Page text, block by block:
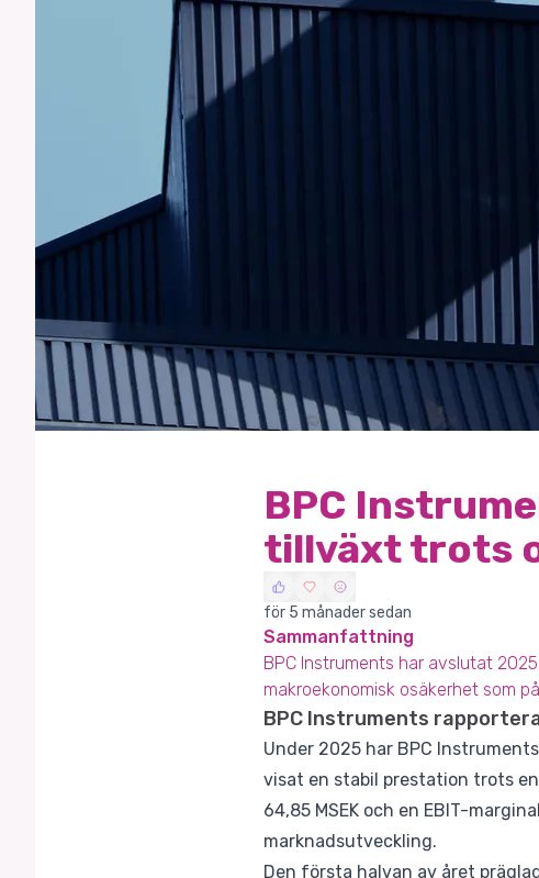
BPC
tillväxt trots
för 5 månader sedan
Sammanfattning
BPC Instruments har avslutat
makroekonomisk osäkerhet som
BPC Instruments
Under 2025 har BPC
visat en stabil prestation trots
64,85 MSEK och en EBIT-
marknadsutveckling.
Den första halvan av året